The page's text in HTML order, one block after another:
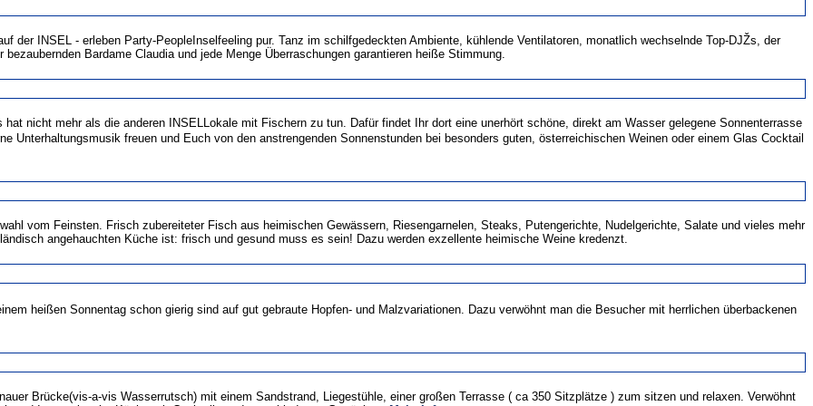
der INSEL - erleben Party-PeopleInselfeeling pur. Tanz im schilfgedeckten Ambiente, kühlende Ventilatoren, monatlich wechselnde Top-DJŽs, der
Bardame Claudia und jede Menge Überraschungen garantieren heiße Stimmung.
nicht mehr als die anderen INSELLokale mit Fischern zu tun. Dafür findet Ihr dort eine unerhört schöne, direkt am Wasser gelegene Sonnenterrasse
Unterhaltungsmusik freuen und Euch von den anstrengenden Sonnenstunden bei besonders guten, österreichischen Weinen oder einem Glas Cocktail
vom Feinsten. Frisch zubereiteter Fisch aus heimischen Gewässern, Riesengarnelen, Steaks, Putengerichte, Nudelgerichte, Salate und vieles mehr
angehauchten Küche ist: frisch und gesund muss es sein! Dazu werden exzellente heimische Weine kredenzt.
heißen Sonnentag schon gierig sind auf gut gebraute Hopfen- und Malzvariationen. Dazu verwöhnt man die Besucher mit herrlichen überbackenen
Brücke(vis-a-vis Wasserrutsch) mit einem Sandstrand, Liegestühle, einer großen Terrasse ( ca 350 Sitzplätze ) zum sitzen und relaxen. Verwöhnt